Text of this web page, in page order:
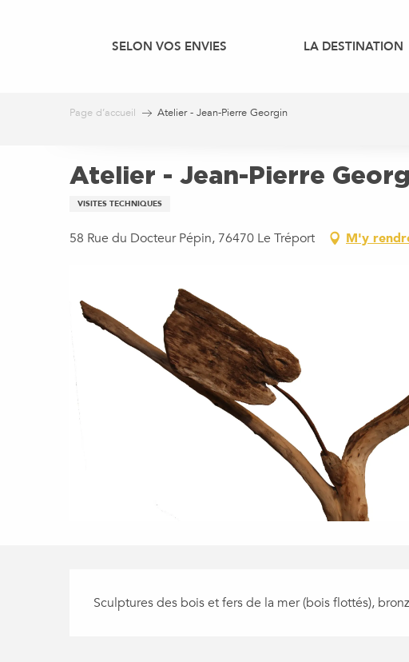
SELON VOS ENVIES LA DESTINATION
Page d’accueil Atelier - Jean-Pierre Georgin
Atelier - Jean-Pierre
VISITES TECHNIQUES
58 Rue du Docteur Pépin, 76470 Le Tréport M'y
Sculptures des bois et fers de la mer (bois flottés),